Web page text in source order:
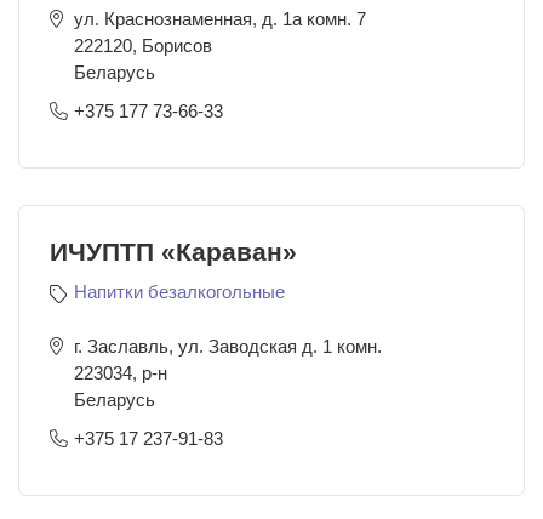
ул. Краснознаменная, д. 1а комн. 7
222120, Борисов
Беларусь
+375 177 73-66-33
ИЧУПТП «Караван»
Напитки безалкогольные
г. Заславль, ул. Заводская д. 1 комн.
223034, р-н
Беларусь
+375 17 237-91-83